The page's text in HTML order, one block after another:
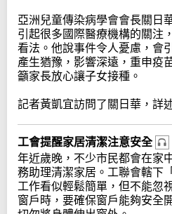
亞洲兒童傳染病學會會長關日
引起很多國際醫療機構的關注
看法。他說事件令人憂慮，會
產生猶豫，影響深遠，重申疫
籲家長放心讓子女接種。
記者黃凱宜訪問了關日華，詳
工會提醒家居清潔注意安全
年近歲晚，不少市民都會在家
務助理清潔家居。工聯會轄下
工作看似輕鬆簡單，但不能忽
窗戶時，要確保窗戶能夠安全